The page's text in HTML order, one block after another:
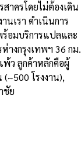
าครโดยไม่ต้องเดิน
นเรา ดำเนินการ
อมบริการแปลและ
างกรุงเทพฯ 36 กม.
ว ลูกค้าหลักคือผู้
โรงงาน),
ชัย